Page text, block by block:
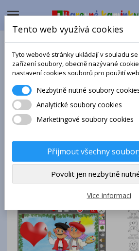
RODINA
TEMATICKÉ ZAMĚŘENÍ
V těchto pomůckách, publikacích nebo
mimo jiných námětů i náměty výše
zaměření.
Zobrazení 1-25 z 25 položek
Tento web využívá cookies
Tyto webové stránky ukládají v souladu
zařízení soubory, obecně nazývané
nastavení cookies souborů pro použití
Nezbytně nutné soubory
Analytické soubory cookies
Marketingové soubory cookies
Přijmout všechny
Povolit jen nezbytně
Více informací